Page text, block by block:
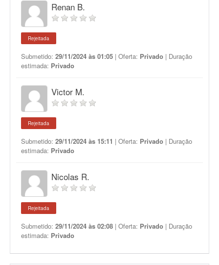
Renan B.
Rejeitada
Submetido: 29/11/2024 às 01:05 | Oferta: Privado | Duração
estimada: Privado
Victor M.
Rejeitada
Submetido: 29/11/2024 às 15:11 | Oferta: Privado | Duração
estimada: Privado
Nicolas R.
Rejeitada
Submetido: 29/11/2024 às 02:08 | Oferta: Privado | Duração
estimada: Privado